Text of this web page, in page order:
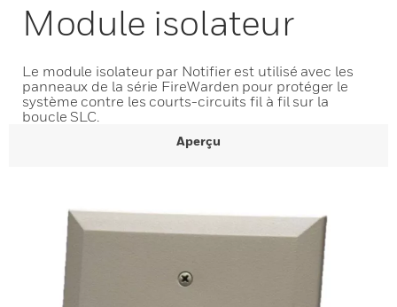
Module isolateur
Le module isolateur par Notifier est utilisé avec les
panneaux de la série FireWarden pour protéger le
système contre les courts-circuits fil à fil sur la
boucle SLC.
Aperçu